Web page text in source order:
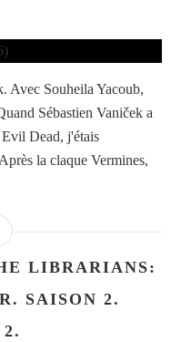
Avec Souheila Yacoub,
Sébastien Vaniček a
Dead, j'étais
la claque Vermines,
LIBRARIANS:
SAISON 2.